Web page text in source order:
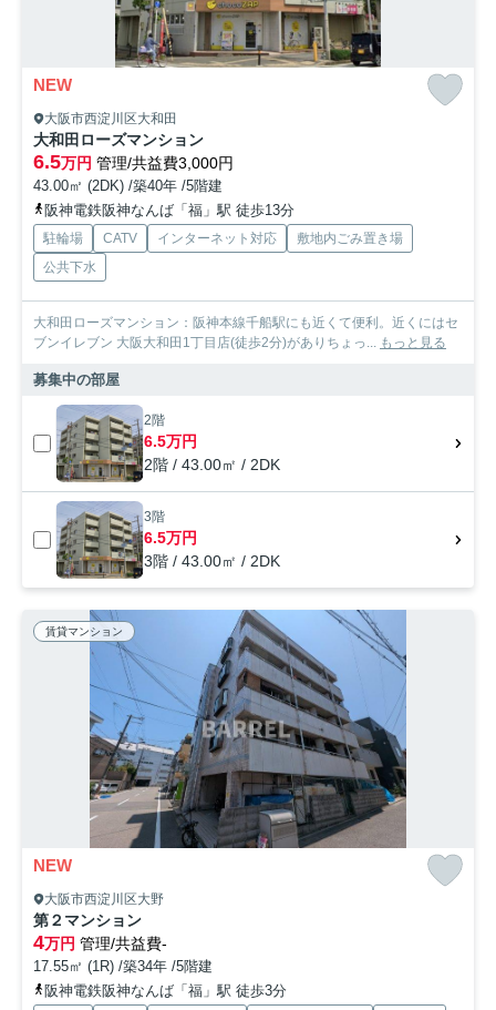
NEW
大阪市西淀川区大和田
大和田ローズマンション
6.5万円 管理/共益費3,000円
43.00㎡ (2DK) /築40年 /5階建
阪神電鉄阪神なんば「福」駅 徒歩13分
駐輪場 CATV インターネット対応
敷地内ごみ置き場
公共下水
大和田ローズマンション：阪神本線千船駅にも近くて便利。近くにはセ
ブンイレブン 大阪大和田1丁目店(徒歩2分)がありちょっ... もっと見る
募集中の部屋
2階
6.5万円
2階 / 43.00㎡ / 2DK
3階
6.5万円
3階 / 43.00㎡ / 2DK
賃貸マンション
NEW
大阪市西淀川区大野
第２マンション
4万円 管理/共益費-
17.55㎡ (1R) /築34年 /5階建
阪神電鉄阪神なんば「福」駅 徒歩3分